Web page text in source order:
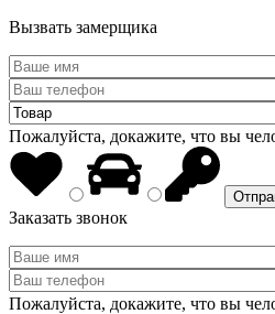
Вызвать замерщика
Пожалуйста, докажите, что вы
Заказать звонок
Пожалуйста, докажите, что вы